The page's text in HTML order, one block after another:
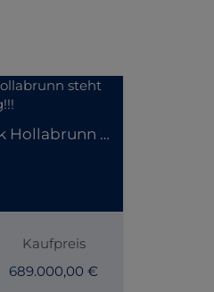
Gewerbeobjekt im Bezirk Hollabrunn steht zum Verkauf oder Vermietung!!!
Kaufpreis
689.000,00 €